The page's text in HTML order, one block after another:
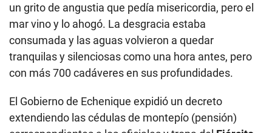
un grito de angustia que pedía misericordia, pero el
mar vino y lo ahogó. La desgracia estaba
consumada y las aguas volvieron a quedar
tranquilas y silenciosas como una hora antes, pero
con más 700 cadáveres en sus profundidades.
El Gobierno de Echenique expidió un decreto
extendiendo las cédulas de montepío (pensión)